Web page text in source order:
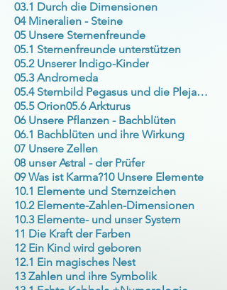
03.1 Durch die Dimensionen
04 Mineralien - Steine
05 Unsere Sternenfreunde
05.1 Sternenfreunde unterstützen
05.2 Unserer Indigo-Kinder
05.3 Andromeda
05.4 Sternbild Pegasus und die Plejaden
05.5 Orion05.6 Arkturus
06 Unsere Pflanzen - Bachblüten
06.1 Bachblüten und ihre Wirkung
07 Unsere Zellen
08 unser Astral - der Prüfer
09 Was ist Karma?10 Unsere Elemente
10.1 Elemente und Sternzeichen
10.2 Elemente-Zahlen-Dimensionen
10.3 Elemente- und unser System
11 Die Kraft der Farben
12 Ein Kind wird geboren
12.1 Ein magisches Nest
13 Zahlen und ihre Symbolik